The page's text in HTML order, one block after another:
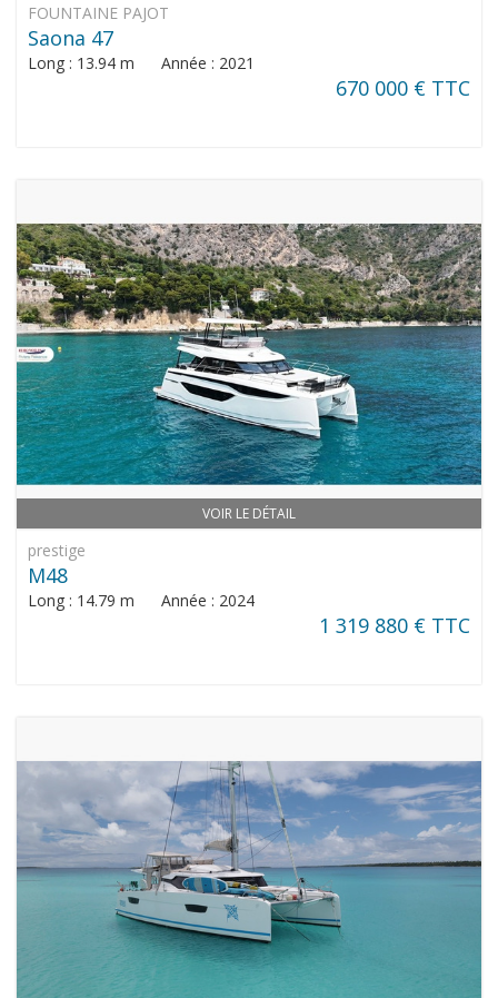
FOUNTAINE PAJOT
Saona 47
Long : 13.94 m Année : 2021
670 000 € TTC
VOIR LE DÉTAIL
prestige
M48
Long : 14.79 m Année : 2024
1 319 880 € TTC